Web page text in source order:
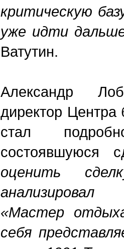
критическую
уже идти
Ватутин.
Александр
директор Центра
стал
состоявшуюся
оценить
«Мастер
себя